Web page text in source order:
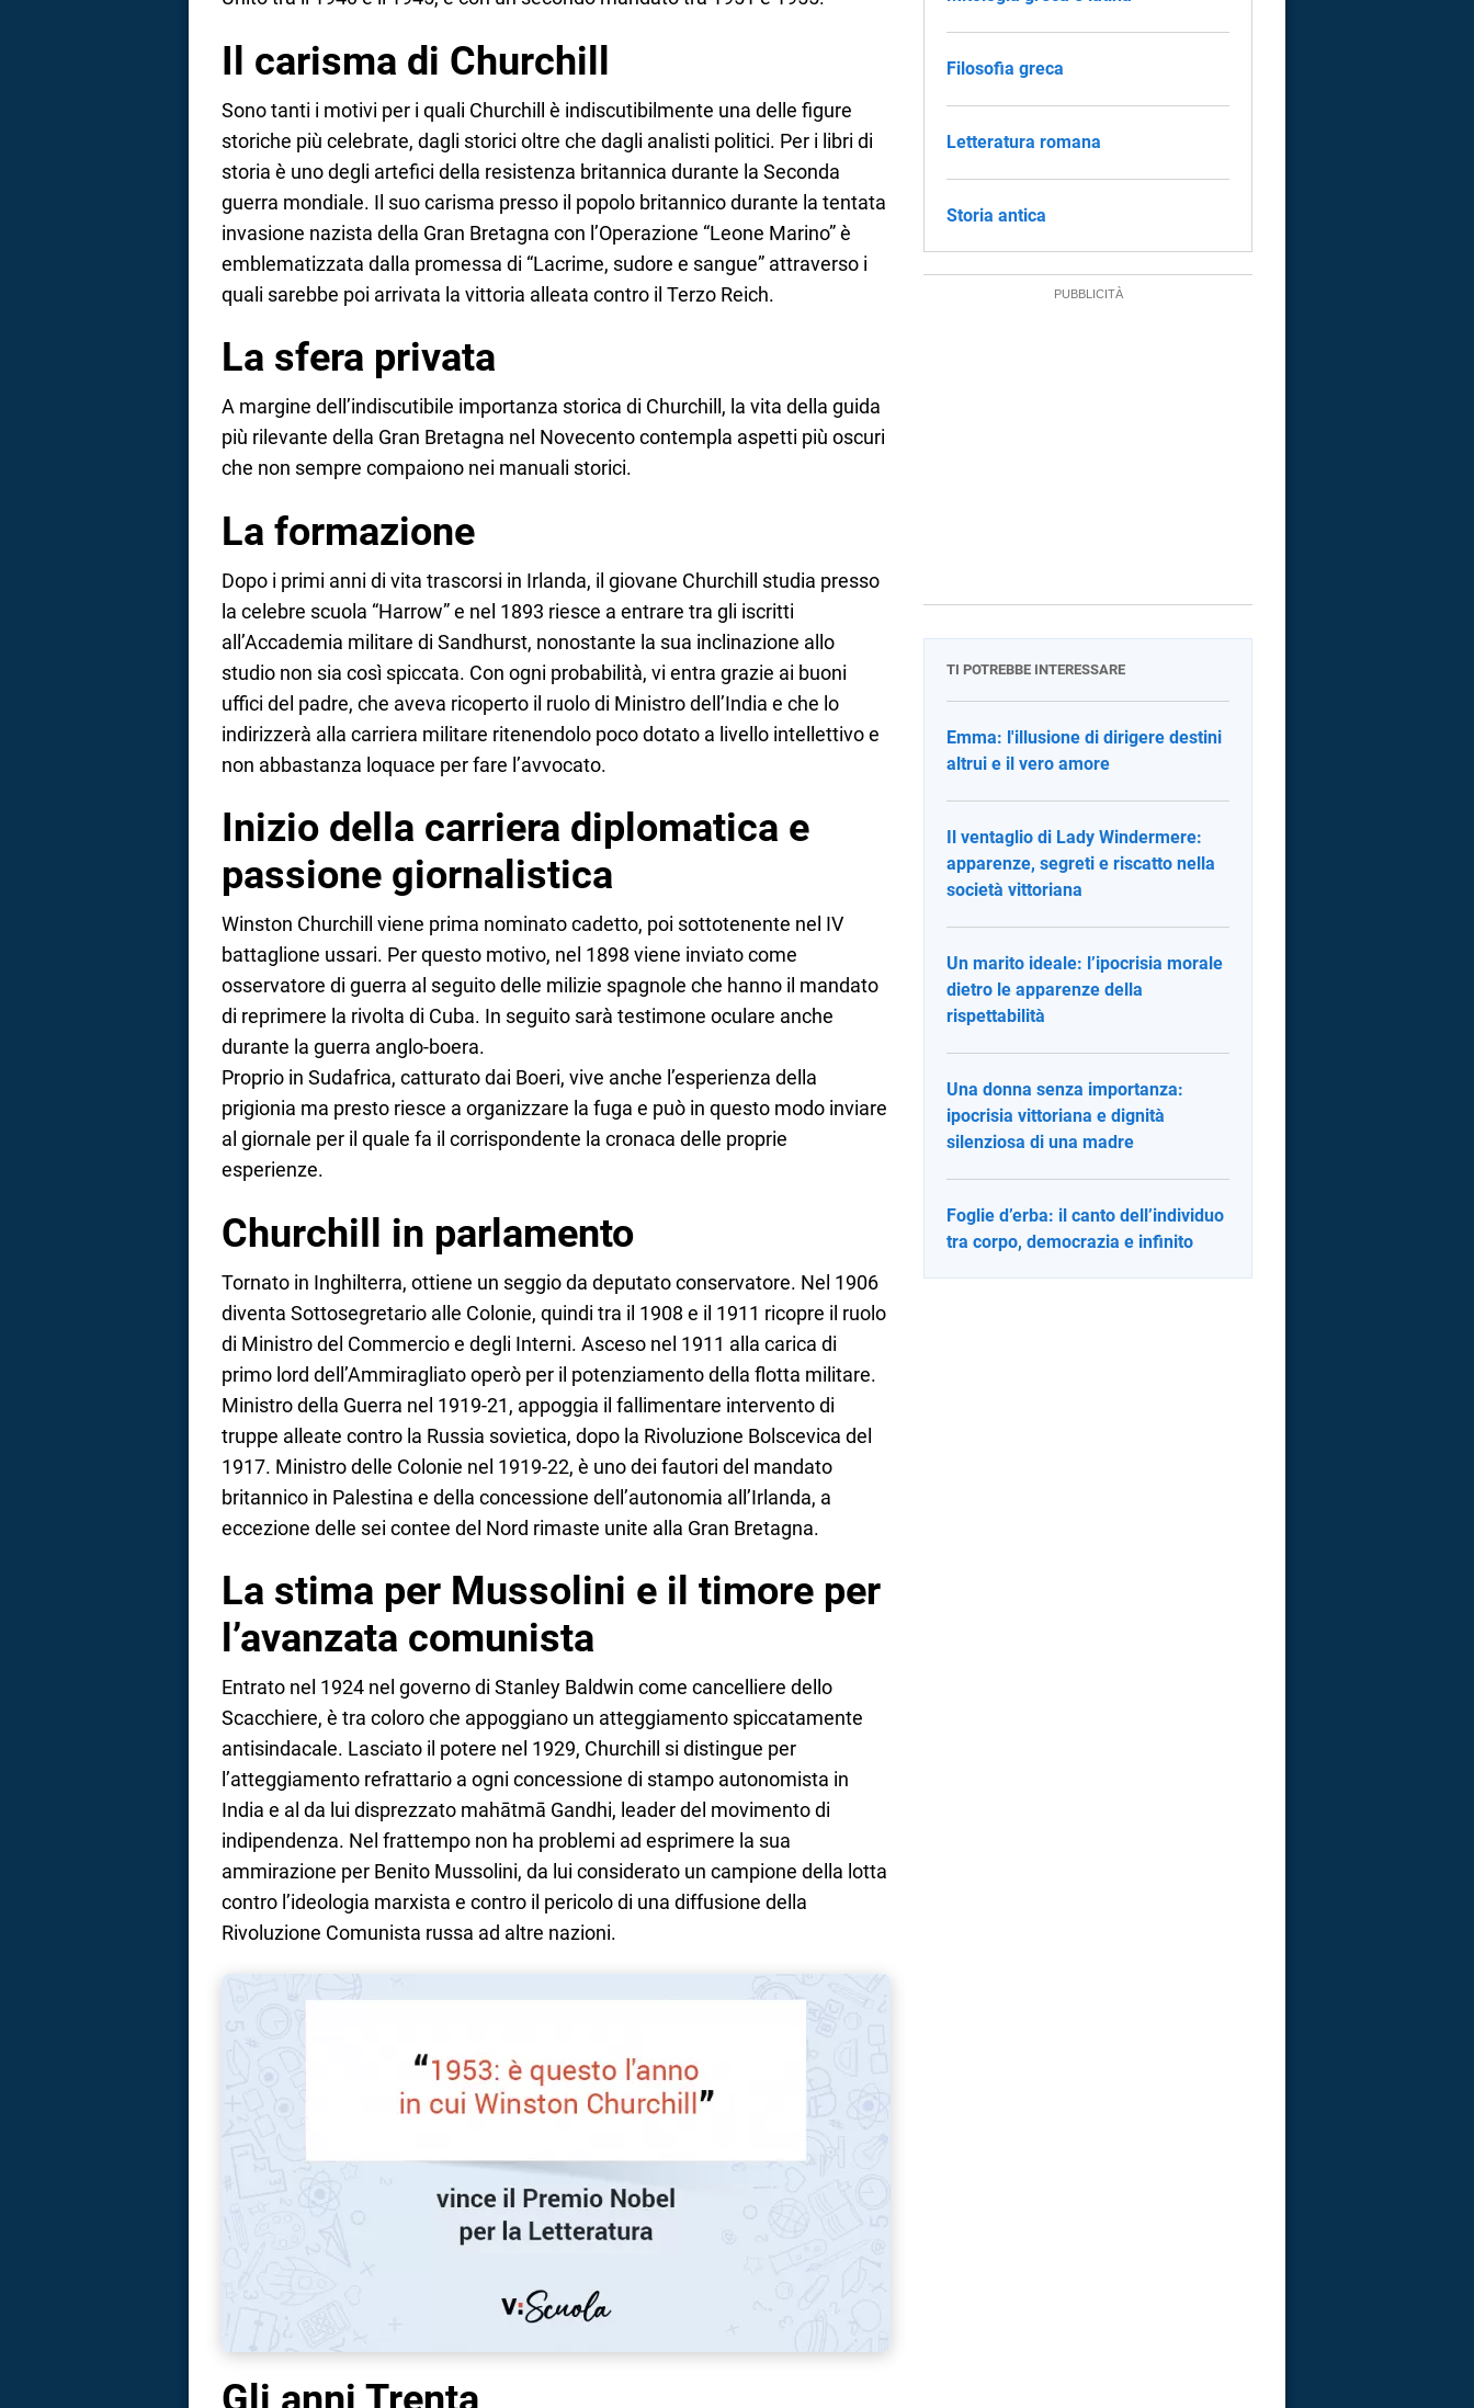
Il carisma di Churchill
Sono tanti i motivi per i quali Churchill è indiscutibilmente una delle figure
storiche più celebrate, dagli storici oltre che dagli analisti politici. Per i libri di
storia è uno degli artefici della resistenza britannica durante la Seconda
guerra mondiale. Il suo carisma presso il popolo britannico durante la tentata
invasione nazista della Gran Bretagna con l’Operazione “Leone Marino” è
emblematizzata dalla promessa di “Lacrime, sudore e sangue” attraverso i
quali sarebbe poi arrivata la vittoria alleata contro il Terzo Reich.
La sfera privata
A margine dell’indiscutibile importanza storica di Churchill, la vita della guida
più rilevante della Gran Bretagna nel Novecento contempla aspetti più oscuri
che non sempre compaiono nei manuali storici.
La formazione
Dopo i primi anni di vita trascorsi in Irlanda, il giovane Churchill studia presso
la celebre scuola “Harrow” e nel 1893 riesce a entrare tra gli iscritti
all’Accademia militare di Sandhurst, nonostante la sua inclinazione allo
studio non sia così spiccata. Con ogni probabilità, vi entra grazie ai buoni
uffici del padre, che aveva ricoperto il ruolo di Ministro dell’India e che lo
indirizzerà alla carriera militare ritenendolo poco dotato a livello intellettivo e
non abbastanza loquace per fare l’avvocato.
Inizio della carriera diplomatica e
passione giornalistica
Winston Churchill viene prima nominato cadetto, poi sottotenente nel IV
battaglione ussari. Per questo motivo, nel 1898 viene inviato come
osservatore di guerra al seguito delle milizie spagnole che hanno il mandato
di reprimere la rivolta di Cuba. In seguito sarà testimone oculare anche
durante la guerra anglo-boera.
Proprio in Sudafrica, catturato dai Boeri, vive anche l’esperienza della
prigionia ma presto riesce a organizzare la fuga e può in questo modo inviare
al giornale per il quale fa il corrispondente la cronaca delle proprie
esperienze.
Churchill in parlamento
Tornato in Inghilterra, ottiene un seggio da deputato conservatore. Nel 1906
diventa Sottosegretario alle Colonie, quindi tra il 1908 e il 1911 ricopre il ruolo
di Ministro del Commercio e degli Interni. Asceso nel 1911 alla carica di
primo lord dell’Ammiragliato operò per il potenziamento della flotta militare.
Ministro della Guerra nel 1919-21, appoggia il fallimentare intervento di
truppe alleate contro la Russia sovietica, dopo la Rivoluzione Bolscevica del
1917. Ministro delle Colonie nel 1919-22, è uno dei fautori del mandato
britannico in Palestina e della concessione dell’autonomia all’Irlanda, a
eccezione delle sei contee del Nord rimaste unite alla Gran Bretagna.
La stima per Mussolini e il timore per
l’avanzata comunista
Entrato nel 1924 nel governo di Stanley Baldwin come cancelliere dello
Scacchiere, è tra coloro che appoggiano un atteggiamento spiccatamente
antisindacale. Lasciato il potere nel 1929, Churchill si distingue per
l’atteggiamento refrattario a ogni concessione di stampo autonomista in
India e al da lui disprezzato mahātmā Gandhi, leader del movimento di
indipendenza. Nel frattempo non ha problemi ad esprimere la sua
ammirazione per Benito Mussolini, da lui considerato un campione della lotta
contro l’ideologia marxista e contro il pericolo di una diffusione della
Rivoluzione Comunista russa ad altre nazioni.
Filosofia greca
Letteratura romana
Storia antica
TI POTREBBE INTERESSARE
Emma: l'illusione di dirigere destini
altrui e il vero amore
Il ventaglio di Lady Windermere:
apparenze, segreti e riscatto nella
società vittoriana
Un marito ideale: l’ipocrisia morale
dietro le apparenze della
rispettabilità
Una donna senza importanza:
ipocrisia vittoriana e dignità
silenziosa di una madre
Foglie d’erba: il canto dell’individuo
tra corpo, democrazia e infinito